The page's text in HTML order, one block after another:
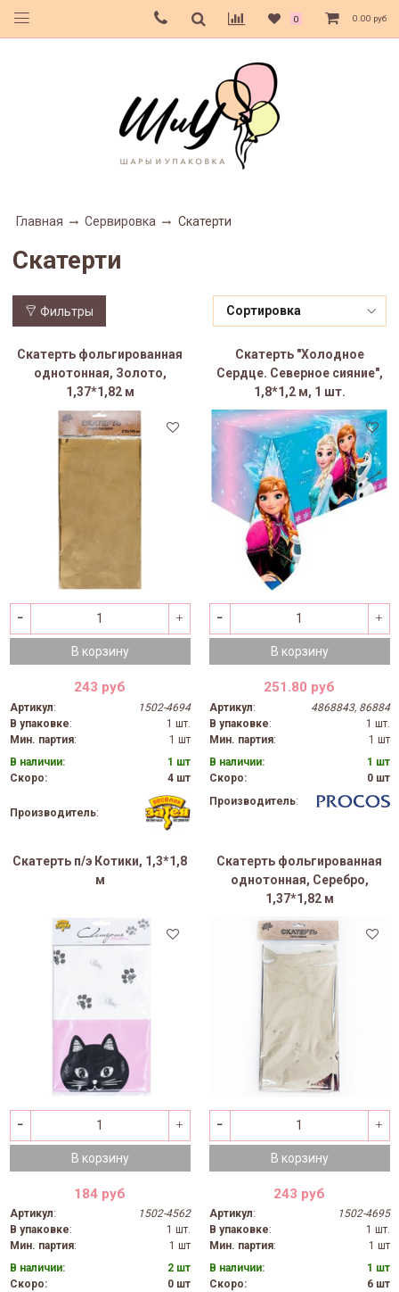
0 0.00 руб
Главная Сервировка Скатерти
Скатерти
Фильтры
Скатерть фольгированная
однотонная, Золото,
1,37*1,82 м
В корзину
243 руб
Артикул:
1502-4694
В упаковке:
1 шт.
Мин. партия:
1 шт
В наличии:
1 шт
Скоро:
4 шт
Производитель:
Скатерть "Холодное
Сердце. Северное сияние",
1,8*1,2 м, 1 шт.
В корзину
251.80 руб
Артикул:
4868843, 86884
В упаковке:
1 шт.
Мин. партия:
1 шт
В наличии:
1 шт
Скоро:
0 шт
Производитель:
Скатерть п/э Котики, 1,3*1,8
м
В корзину
184 руб
Артикул:
1502-4562
В упаковке:
1 шт.
Мин. партия:
1 шт
В наличии:
2 шт
Скоро:
0 шт
Скатерть фольгированная
однотонная, Серебро,
1,37*1,82 м
В корзину
243 руб
Артикул:
1502-4695
В упаковке:
1 шт.
Мин. партия:
1 шт
В наличии:
1 шт
Скоро:
6 шт